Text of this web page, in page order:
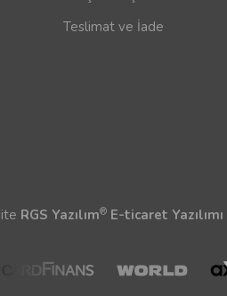
Teslimat ve İade
RGS Yazılım® E-ticaret Yazılımı